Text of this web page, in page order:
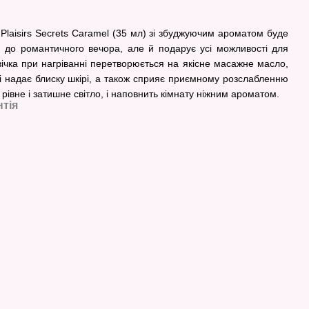
Plaisirs Secrets Caramel (35 мл) зі збуджуючим ароматом буде
романтичного вечора, але й подарує усі можливості для
при нагріванні перетворюється на якісне масажне масло,
надає блиску шкірі, а також сприяє приємному розслабленню
і затишне світло, і наповнить кімнату ніжним ароматом.